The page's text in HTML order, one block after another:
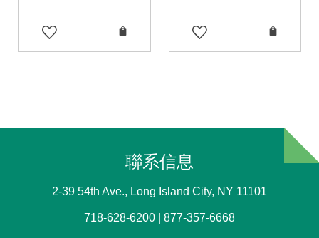
聯系信息
2-39 54th Ave., Long Island City, NY 11101
718-628-6200 | 877-357-6668